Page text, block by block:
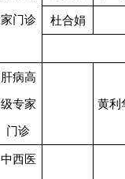
家门诊 杜合娟
肝病高
级专家
门诊
黄利
中西医